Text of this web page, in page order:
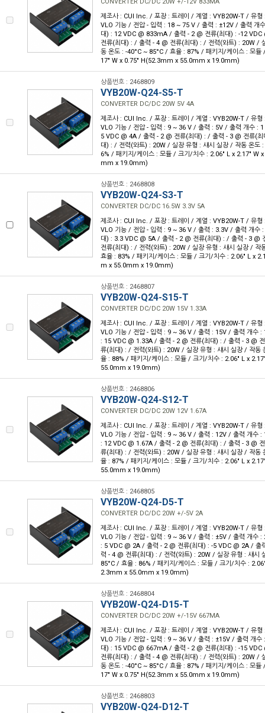
제조사 : CUI Inc. / 포장 : 트레이 / 계열 : VYB20W-T / 유형
VLO 기능 / 전압 - 입력 : 18 ~ 75 V / 출력 : ±12V / 출력 개
대) : 12 VDC @ 833mA / 출력 - 2 @ 전류(최대) : -12
전류(최대) : / 출력 - 4 @ 전류(최대) : / 전력(와트) : 20W /
동 온도 : -40°C ~ 85°C / 효율 : 87% / 패키지/케이스 : 모
17" W x 0.75" H(52.3mm x 55.0mm x 19.0mm)
상품번호 : 2468809
VYB20W-Q24-S5-T
CONVERTER DC/DC 20W 5V 4A
제조사 : CUI Inc. / 포장 : 트레이 / 계열 : VYB20W-T / 유형
VLO 기능 / 전압 - 입력 : 9 ~ 36 V / 출력 : 5V / 출력 개수 :
5 VDC @ 4A / 출력 - 2 @ 전류(최대) : / 출력 - 3 @ 전류(
대) : / 전력(와트) : 20W / 실장 유형 : 섀시 실장 / 작동 온도
6% / 패키지/케이스 : 모듈 / 크기/치수 : 2.06" L x 2.17" W
mm x 19.0mm)
상품번호 : 2468808
VYB20W-Q24-S3-T
CONVERTER DC/DC 16.5W 3.3V 5A
제조사 : CUI Inc. / 포장 : 트레이 / 계열 : VYB20W-T / 유형
VLO 기능 / 전압 - 입력 : 9 ~ 36 V / 출력 : 3.3V / 출력 개수
대) : 3.3 VDC @ 5A / 출력 - 2 @ 전류(최대) : / 출력 - 3 @
전류(최대) : / 전력(와트) : 20W / 실장 유형 : 섀시 실장 / 작
효율 : 83% / 패키지/케이스 : 모듈 / 크기/치수 : 2.06" L x
m x 55.0mm x 19.0mm)
상품번호 : 2468807
VYB20W-Q24-S15-T
CONVERTER DC/DC 20W 15V 1.33A
제조사 : CUI Inc. / 포장 : 트레이 / 계열 : VYB20W-T / 유형
VLO 기능 / 전압 - 입력 : 9 ~ 36 V / 출력 : 15V / 출력 개수 :
: 15 VDC @ 1.33A / 출력 - 2 @ 전류(최대) : / 출력 - 3 @
류(최대) : / 전력(와트) : 20W / 실장 유형 : 섀시 실장 / 작동
율 : 88% / 패키지/케이스 : 모듈 / 크기/치수 : 2.06" L x
55.0mm x 19.0mm)
상품번호 : 2468806
VYB20W-Q24-S12-T
CONVERTER DC/DC 20W 12V 1.67A
제조사 : CUI Inc. / 포장 : 트레이 / 계열 : VYB20W-T / 유형
VLO 기능 / 전압 - 입력 : 9 ~ 36 V / 출력 : 12V / 출력 개수 :
: 12 VDC @ 1.67A / 출력 - 2 @ 전류(최대) : / 출력 - 3 @
류(최대) : / 전력(와트) : 20W / 실장 유형 : 섀시 실장 / 작동
율 : 87% / 패키지/케이스 : 모듈 / 크기/치수 : 2.06" L x
55.0mm x 19.0mm)
상품번호 : 2468805
VYB20W-Q24-D5-T
CONVERTER DC/DC 20W +/-5V 2A
제조사 : CUI Inc. / 포장 : 트레이 / 계열 : VYB20W-T / 유형
VLO 기능 / 전압 - 입력 : 9 ~ 36 V / 출력 : ±5V / 출력 개수 :
: 5 VDC @ 2A / 출력 - 2 @ 전류(최대) : -5 VDC @ 2A / 출
력 - 4 @ 전류(최대) : / 전력(와트) : 20W / 실장 유형 : 섀시
85°C / 효율 : 86% / 패키지/케이스 : 모듈 / 크기/치수 :
2.3mm x 55.0mm x 19.0mm)
상품번호 : 2468804
VYB20W-Q24-D15-T
CONVERTER DC/DC 20W +/-15V 667MA
제조사 : CUI Inc. / 포장 : 트레이 / 계열 : VYB20W-T / 유형
VLO 기능 / 전압 - 입력 : 9 ~ 36 V / 출력 : ±15V / 출력 개수
대) : 15 VDC @ 667mA / 출력 - 2 @ 전류(최대) : -15
전류(최대) : / 출력 - 4 @ 전류(최대) : / 전력(와트) : 20W /
동 온도 : -40°C ~ 85°C / 효율 : 87% / 패키지/케이스 : 모
17" W x 0.75" H(52.3mm x 55.0mm x 19.0mm)
상품번호 : 2468803
VYB20W-Q24-D12-T